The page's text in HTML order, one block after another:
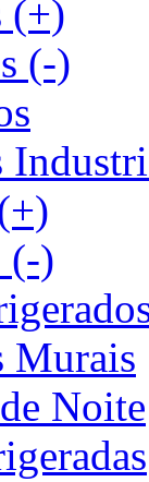
(+)
(-)
(-)
Murais
Noite